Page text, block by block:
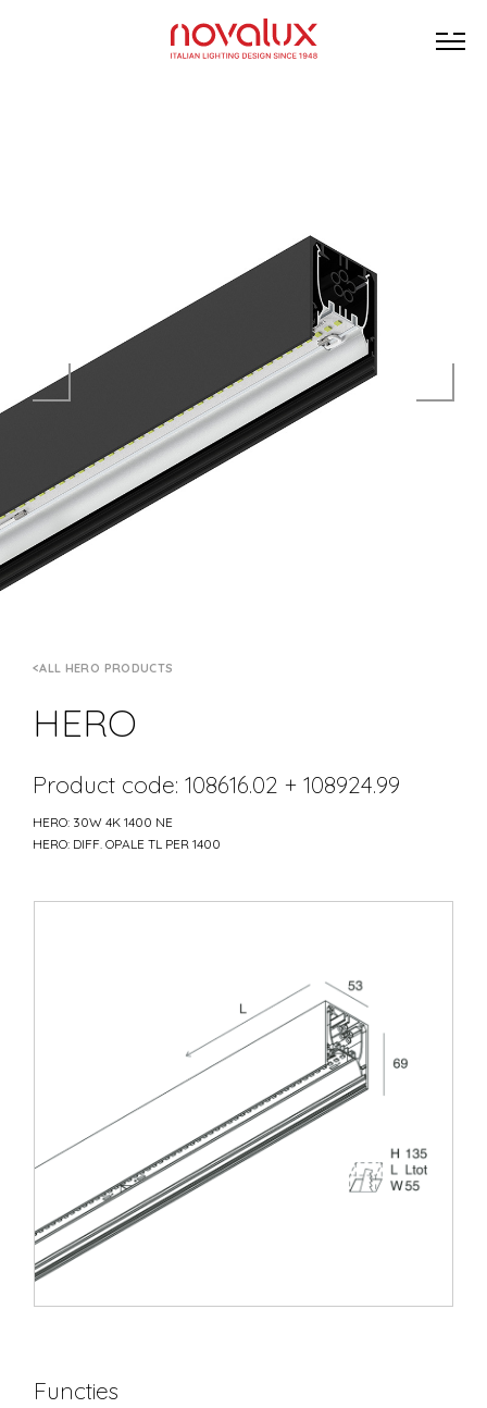
ALL HERO PRODUCTS
HERO
Product code: 108616.02 + 108924.99
HERO: 30W 4K 1400 NE
HERO: DIFF. OPALE TL PER 1400
Functies